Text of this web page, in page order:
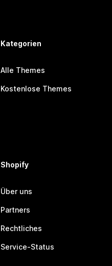
Kategorien
Alle Themes
Kostenlose Themes
Shopify
Über uns
Partners
Rechtliches
Service-Status